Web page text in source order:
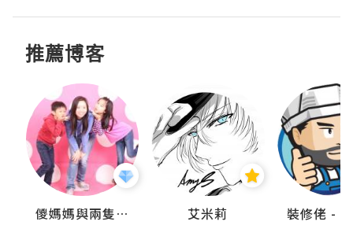
推薦博客
儍媽媽與兩隻小魔怪之家 艾米莉